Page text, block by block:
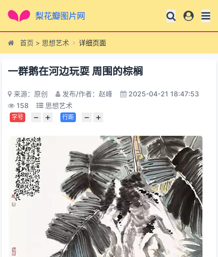
首页 > 思想艺术 详细页面
一群鹅在河边玩耍 周围的棕榈
来源：原创 发布/作者：赵峰
2025-04-21 18:47:53
158
思想艺术
字号 − + 行距 − +